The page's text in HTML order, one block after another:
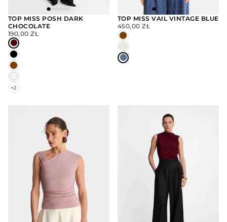
WYBIERZ
OPCJE
TOP MISS POSH DARK
CHOCOLATE
CENA
REGULARNA
190,00 ZŁ
+2
WYBIERZ
OPCJE
TOP MISS VAIL VINTAGE BLUE
CENA
REGULARNA
450,00 ZŁ